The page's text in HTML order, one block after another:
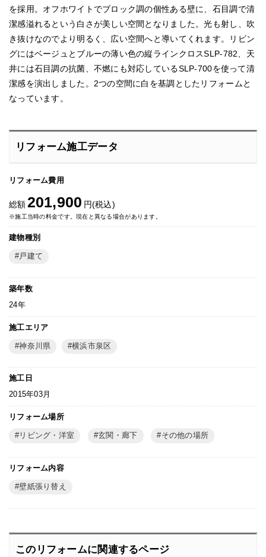
を採用。オフホワイトでブロック調の個性ある壁に、石目調で清
潔感溢れるという白さが美しい空間となりました。光も射し、吹
き抜けなのでより明るく、広い空間へと導いてくれます。リビン
グにはベージュとブルーの薄い色の縦ラインクロスSLP-782、天
井には石目調の抗菌、不燃にも対応しているSLP-700を使って清
潔感を演出しました。2つの空間に白を基調としたリフォームと
なっています。
リフォーム施工データ
リフォーム費用
総額201,900 円(税込)
※施工当時の料金です。現在と異なる場合があります。
建物種別
戸建て
築年数
24年
施工エリア
神奈川県 横浜市泉区
施工日
2015年03月
リフォーム場所
リビング・洋室 玄関・廊下 その他の場所
リフォーム内容
壁紙張り替え
このリフォームに関連するページ